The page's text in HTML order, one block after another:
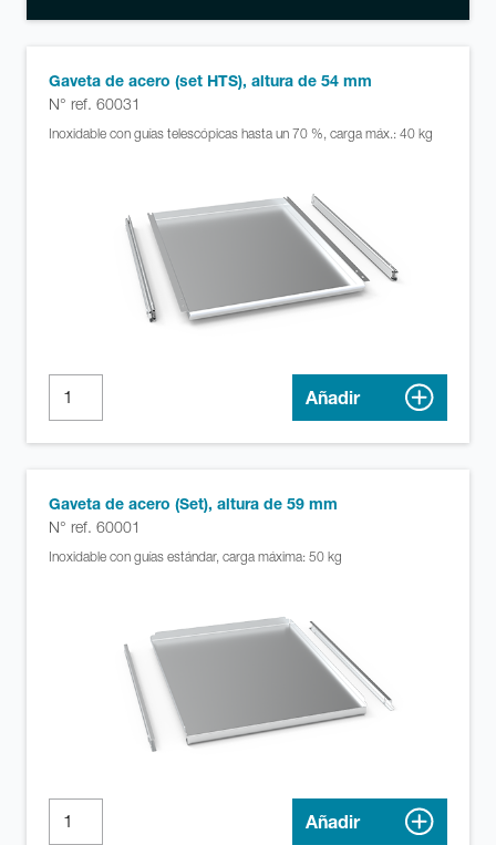
Gaveta de acero (set HTS), altura de 54 mm
N° ref. 60031
Inoxidable con guías telescópicas hasta un 70 %, carga máx.: 40 kg
Añadir
Gaveta de acero (Set), altura de 59 mm
N° ref. 60001
Inoxidable con guías estándar, carga máxima: 50 kg
Añadir